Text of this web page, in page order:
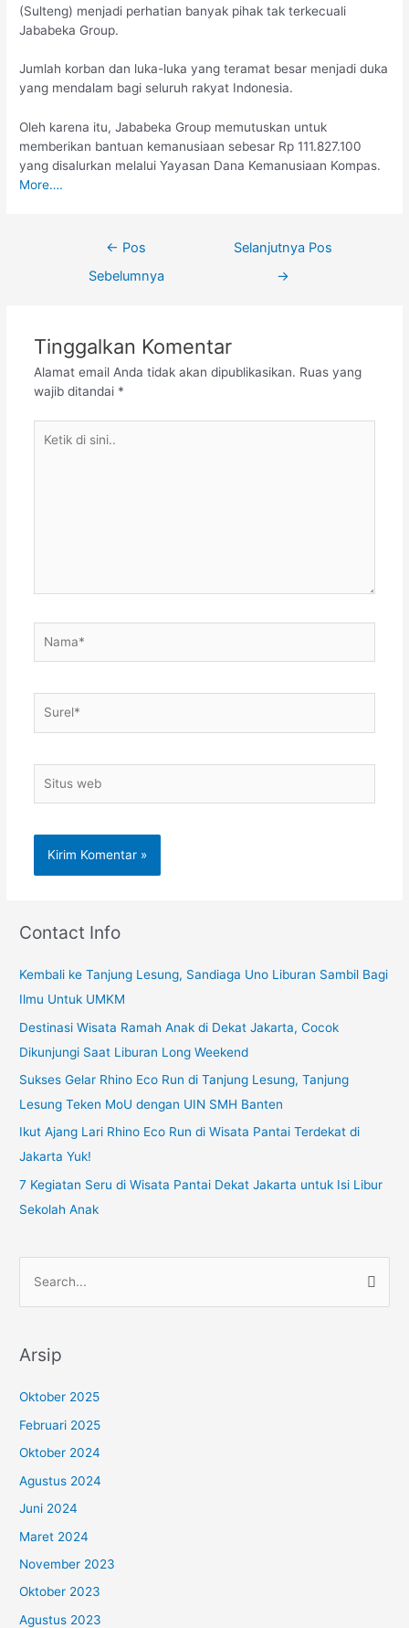
(Sulteng) menjadi perhatian banyak pihak tak terkecuali
Jababeka Group.
Jumlah korban dan luka-luka yang teramat besar menjadi duka
yang mendalam bagi seluruh rakyat Indonesia.
Oleh karena itu, Jababeka Group memutuskan untuk
memberikan bantuan kemanusiaan sebesar Rp 111.827.100
yang disalurkan melalui Yayasan Dana Kemanusiaan Kompas.
More….
← Pos
Sebelumnya
Selanjutnya Pos
→
Tinggalkan Komentar
Alamat email Anda tidak akan dipublikasikan. Ruas yang
wajib ditandai *
web
Contact Info
Kembali ke Tanjung Lesung, Sandiaga Uno Liburan Sambil Bagi
Ilmu Untuk UMKM
Destinasi Wisata Ramah Anak di Dekat Jakarta, Cocok
Dikunjungi Saat Liburan Long Weekend
Sukses Gelar Rhino Eco Run di Tanjung Lesung, Tanjung
Lesung Teken MoU dengan UIN SMH Banten
Ikut Ajang Lari Rhino Eco Run di Wisata Pantai Terdekat di
Jakarta Yuk!
7 Kegiatan Seru di Wisata Pantai Dekat Jakarta untuk Isi Libur
Sekolah Anak
a
i
t
u
k
:
Arsip
Oktober 2025
Februari 2025
Oktober 2024
Agustus 2024
Juni 2024
Maret 2024
November 2023
Oktober 2023
Agustus 2023